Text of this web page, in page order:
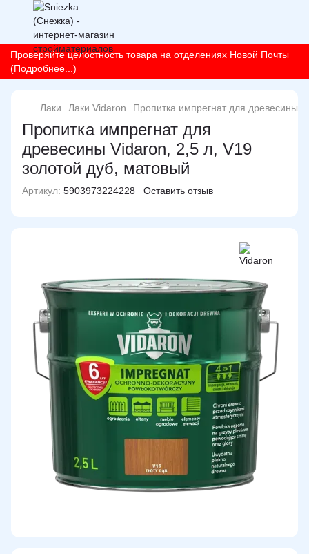
Проверяйте целостность товара на отделениях Новой Почты
(Подробнее...)
Лаки Лаки Vidaron Пропитка импрегнат для древесины
Пропитка импрегнат для
древесины Vidaron, 2,5 л, V19
золотой дуб, матовый
Артикул: 5903973224228 Оставить отзыв